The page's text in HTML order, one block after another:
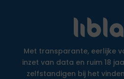
Met transparante, eerlijke
inzet van data en ruim 18
zelfstandigen bij het